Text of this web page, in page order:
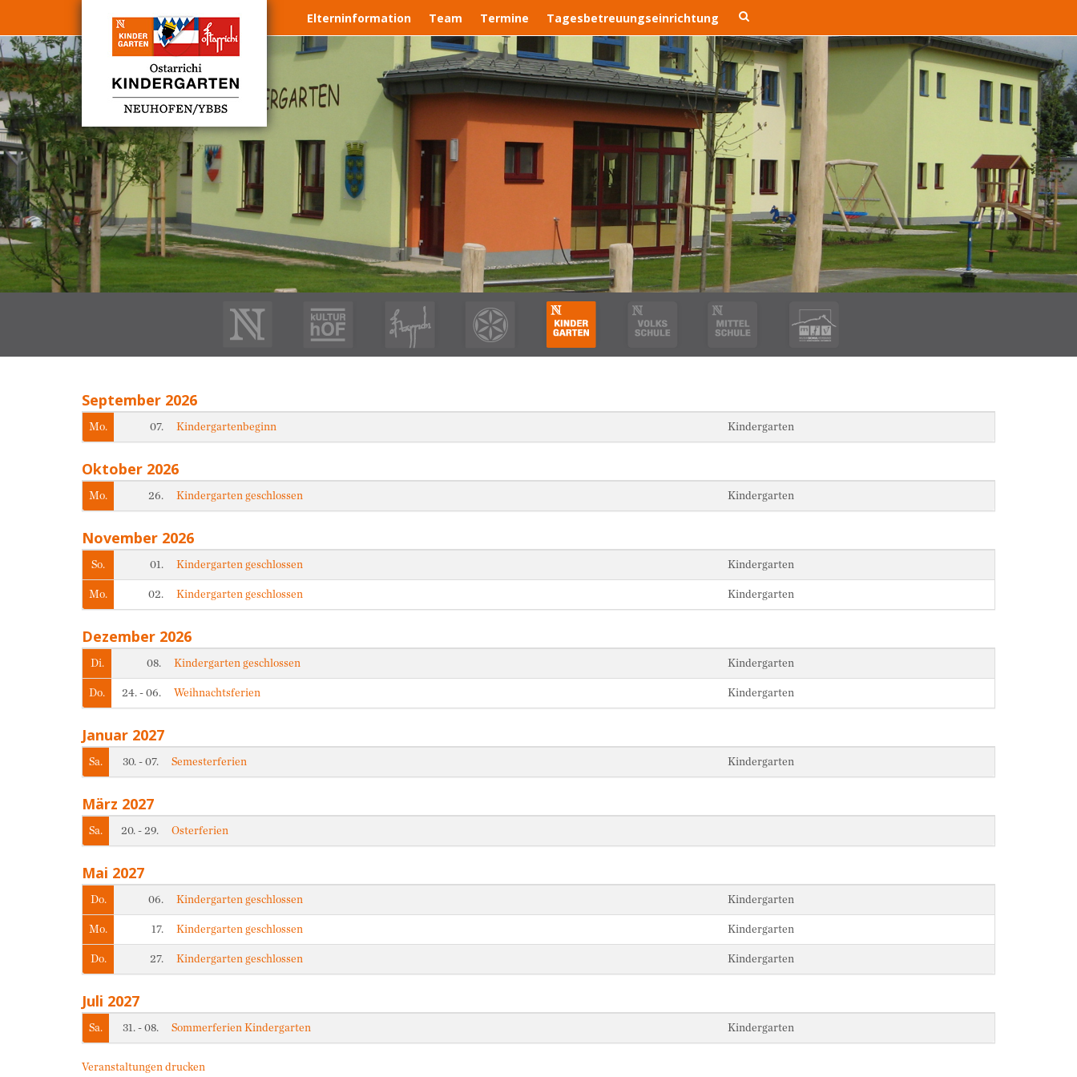
Elterninformation Team Termine Tagesbetreuungseinrichtung
Site
toggle
September 2026
Wochentag Tag Titel Veranstalter
Mo. 07. Kindergartenbeginn Kindergarten
Oktober 2026
Wochentag Tag Titel Veranstalter
Mo. 26. Kindergarten geschlossen Kindergarten
November 2026
Wochentag Tag Titel Veranstalter
So. 01. Kindergarten geschlossen Kindergarten
Mo. 02. Kindergarten geschlossen Kindergarten
Dezember 2026
Wochentag Tag Titel Veranstalter
Di. 08. Kindergarten geschlossen Kindergarten
Do. 24. - 06. Weihnachtsferien Kindergarten
Januar 2027
Wochentag Tag Titel Veranstalter
Sa. 30. - 07. Semesterferien Kindergarten
März 2027
Wochentag Tag Titel
Sa. 20. - 29. Osterferien
Mai 2027
Wochentag Tag Titel Veranstalter
Do. 06. Kindergarten geschlossen Kindergarten
Mo. 17. Kindergarten geschlossen Kindergarten
Do. 27. Kindergarten geschlossen Kindergarten
Juli 2027
Wochentag Tag Titel Veranstalter
Sa. 31. - 08. Sommerferien Kindergarten Kindergarten
Veranstaltungen drucken